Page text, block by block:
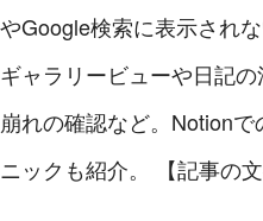
やGoogle検索に表示され
ギャラリービューや日記
崩れの確認など。Notion
ニックも紹介。
【記事の